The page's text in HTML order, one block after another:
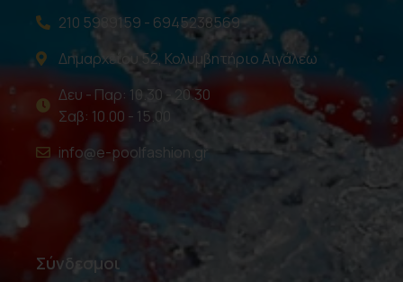
210 5989159 - 6945238569
Δημαρχείου 52, Κολυμβητήριο Αιγάλεω
Δευ - Παρ: 10.30 - 20.30
Σαβ: 10.00 - 15.00
info@e-poolfashion.gr
Σύνδεσμοι